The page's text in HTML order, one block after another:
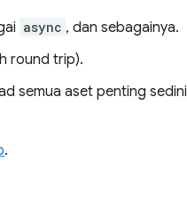
async , dan sebagainya.
round trip).
semua aset penting sedini
.